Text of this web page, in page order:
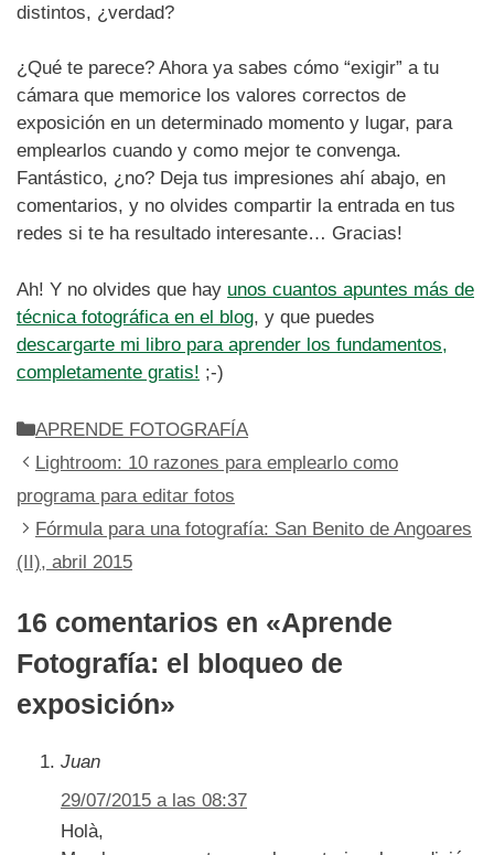
distintos, ¿verdad?
¿Qué te parece? Ahora ya sabes cómo “exigir” a tu
cámara que memorice los valores correctos de
exposición en un determinado momento y lugar, para
emplearlos cuando y como mejor te convenga.
Fantástico, ¿no? Deja tus impresiones ahí abajo, en
comentarios, y no olvides compartir la entrada en tus
redes si te ha resultado interesante… Gracias!
Ah! Y no olvides que hay unos cuantos apuntes más de
técnica fotográfica en el blog, y que puedes
descargarte mi libro para aprender los fundamentos,
completamente gratis! ;-)
Categorías
APRENDE FOTOGRAFÍA
Lightroom: 10 razones para emplearlo como
programa para editar fotos
Fórmula para una fotografía: San Benito de Angoares
(II), abril 2015
16 comentarios en «Aprende
Fotografía: el bloqueo de
exposición»
Juan
29/07/2015 a las 08:37
Holà,